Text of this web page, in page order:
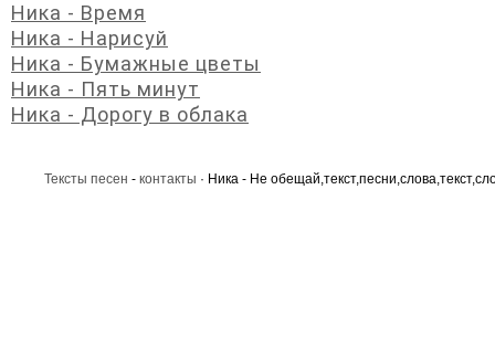
Ника - Время
Ника - Нарисуй
Ника - Бумажные цветы
Ника - Пять минут
Ника - Дорогу в облака
Тексты песен - контакты · Ника - Не